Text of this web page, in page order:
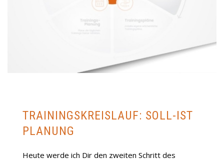
TRAININGSKREISLAUF: SOLL-IST
PLANUNG
Heute werde ich Dir den zweiten Schritt des